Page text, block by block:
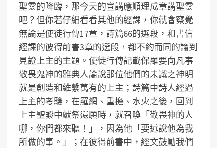
聖靈的降臨，那今天的宣講應順理成章講聖靈
吧？但你若仔細看看其他的經課，你就會察覺
無論是使徒行傳17章，詩篇66的選段，和書信
經課的彼得前書3章的選段，都不約而同的論到
見證上主的主題。使徒行傳記載保羅要向凡事
敬畏鬼神的雅典人論說那位他們的未識之神明
就是創造和維繫萬有的上主；詩篇中詩人經過
上主的考驗，在羅網、重擔、水火之後，回到
上主聖殿中獻祭還願時，就召喚「敬畏神的人
哪，你們都來聽！」，因為他「要述說他為我
所做的事。」；在彼得前書中，經文鼓勵我們